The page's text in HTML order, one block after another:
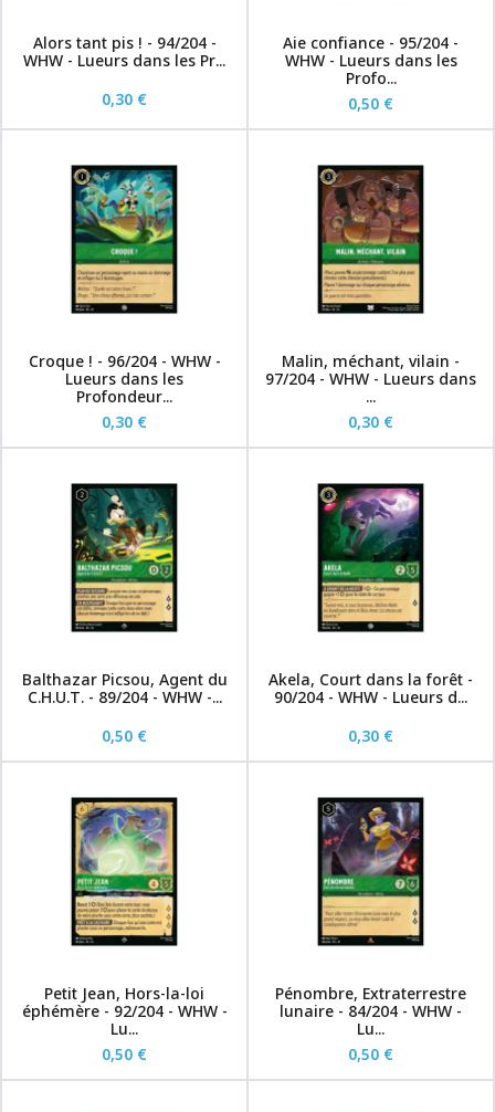
Alors tant pis ! - 94/204 -
WHW - Lueurs dans les Pr...
0,30 €
Aie confiance - 95/204 -
WHW - Lueurs dans les
Profo...
0,50 €
Croque ! - 96/204 - WHW -
Lueurs dans les
Profondeur...
0,30 €
Malin, méchant, vilain -
97/204 - WHW - Lueurs dans
...
0,30 €
Balthazar Picsou, Agent du
C.H.U.T. - 89/204 - WHW -...
0,50 €
Akela, Court dans la forêt -
90/204 - WHW - Lueurs d...
0,30 €
Petit Jean, Hors-la-loi
éphémère - 92/204 - WHW -
Lu...
0,50 €
Pénombre, Extraterrestre
lunaire - 84/204 - WHW -
Lu...
0,50 €